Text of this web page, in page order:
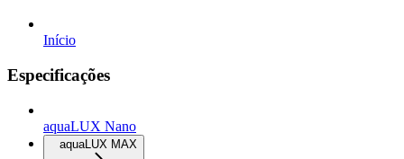
Início
Especificações
aquaLUX Nano
aquaLUX MAX